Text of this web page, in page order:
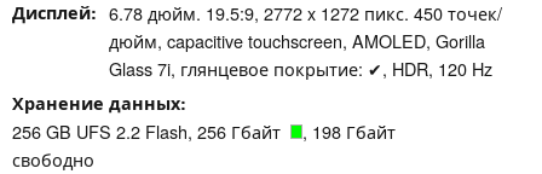
Дисплей
6.78 дюйм. 19.5:9, 2772 x 1272 пикс. 450 точек/
дюйм, capacitive touchscreen, AMOLED, Gorilla
Glass 7i, глянцевое покрытие: ✔, HDR, 120 Hz
Хранение данных
256 GB UFS 2.2 Flash, 256 Гбайт
, 198 Гбайт
свободно